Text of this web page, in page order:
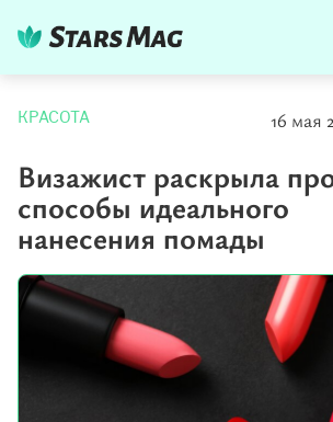
КРАСОТА 16 мая
Визажист раскрыла
способы идеального
нанесения помады